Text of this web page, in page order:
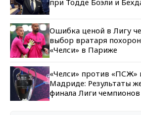
Ошибка ценой в Лигу
выбор вратаря
«Челси» в Париже
«Челси» против «ПСЖ»
Мадриде: Результаты
финала Лиги чемпионов